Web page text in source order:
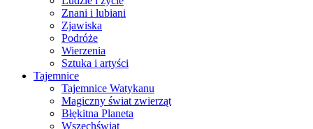
Znani i lubiani
Zjawiska
Podróże
Wierzenia
Sztuka i artyści
Tajemnice
Tajemnice Watykanu
Magiczny świat zwierząt
Błękitna Planeta
Wszechświat